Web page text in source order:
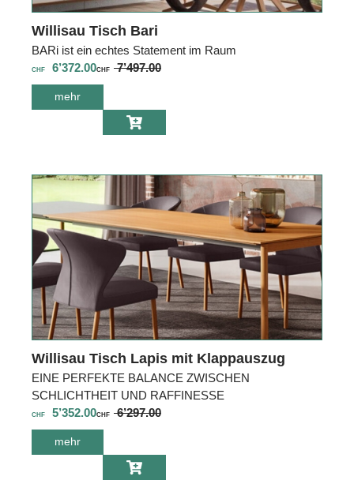
Willisau Tisch Bari
BARi ist ein echtes Statement im Raum
CHF 6’372.00CHF 7’497.00
mehr
Tisch Bari
Willisau Tisch Lapis mit Klappauszug
EINE PERFEKTE BALANCE ZWISCHEN
SCHLICHTHEIT UND RAFFINESSE
CHF 5’352.00CHF 6’297.00
mehr
Tisch Lapis mit
Klappauszug